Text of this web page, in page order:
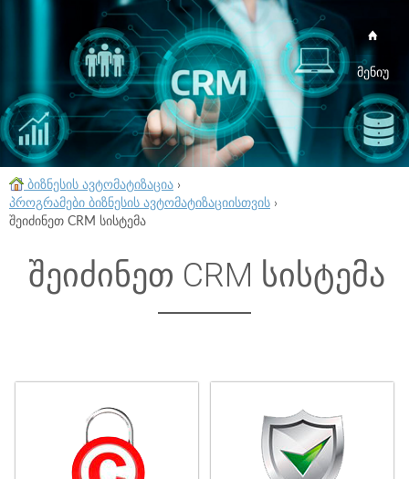
მენიუ
ბიზნესის ავტომატიზაცია ›
პროგრამები ბიზნესის ავტომატიზაციისთვის ›
შეიძინეთ CRM სისტემა
შეიძინეთ CRM სისტემა